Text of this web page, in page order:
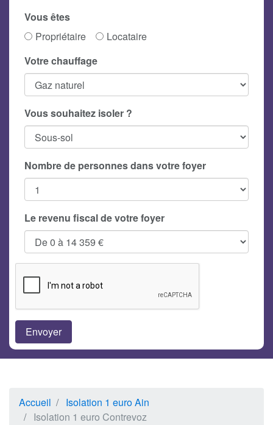
Vous êtes
Propriétaire
Locataire
Votre chauffage
Vous souhaitez isoler ?
Nombre de personnes dans votre foyer
Le revenu fiscal de votre foyer
Accueil
Isolation 1 euro Ain
Isolation 1 euro Contrevoz